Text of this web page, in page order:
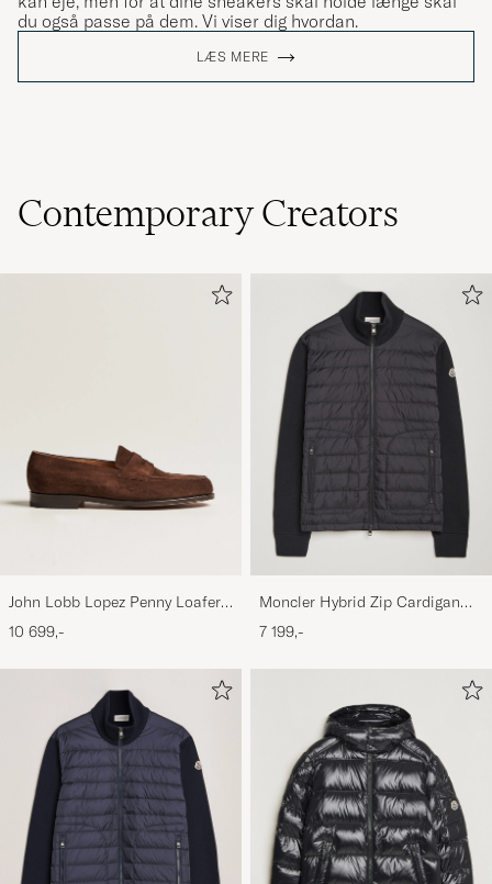
du også passe på dem. Vi viser dig hvordan.
LÆS MERE
Contemporary Creators
John Lobb Lopez Penny Loafer
Dark Brown Suede
10 699,-
Moncler Hybrid Zip Cardigan
Black
7 199,-